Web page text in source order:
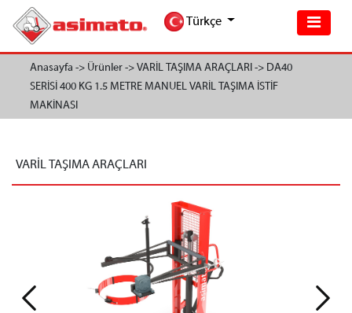
Türkçe
Anasayfa -> Ürünler -> VARİL TAŞIMA ARAÇLARI -> DA40
SERİSİ 400 KG 1.5 METRE MANUEL VARİL TAŞIMA İSTİF
MAKİNASI
VARİL TAŞIMA ARAÇLARI